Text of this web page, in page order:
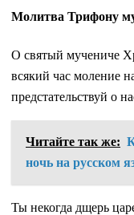
Молитва Трифону
О святый мучениче
всякий час моление
предстательствуй о
Читайте так же:
ночь на русском
Ты некогда дщерь